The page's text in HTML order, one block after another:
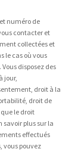
numéro de
contacter et
collectées et
le cas où vous
disposez des
jour,
droit à la
droit de
le droit
savoir plus sur la
effectués
vous pouvez